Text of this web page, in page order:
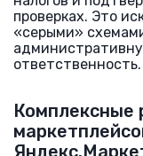
проверках. Это
«серыми»
ответственность.
Комплексные